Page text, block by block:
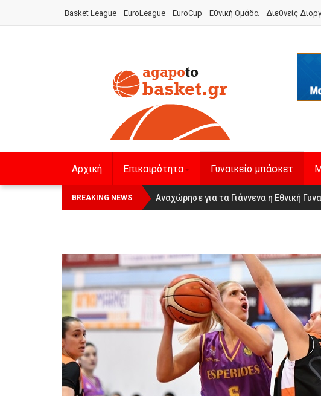
Basket League EuroLeague EuroCup Εθνική Ομάδα Διεθνείς
Αρχική Επικαιρότητα Γυναικείο μπάσκετ
BREAKING NEWS Οι Πάνθηρες Καβάλας στην Women
Αναχώρησε για τα Γιάννενα η Εθνική